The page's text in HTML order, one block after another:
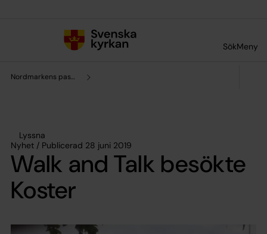
SökMeny
Nordmarkens pastorat
Lyssna
Nyhet / Publicerad 28 juni 2019
Walk and Talk besökte
Koster